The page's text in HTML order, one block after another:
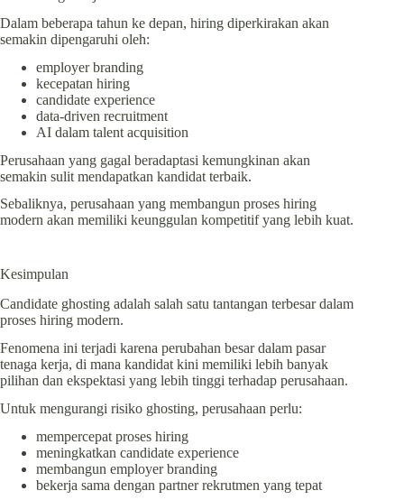
Dalam beberapa tahun ke depan, hiring diperkirakan akan
semakin dipengaruhi oleh:
employer branding
kecepatan hiring
candidate experience
data-driven recruitment
AI dalam talent acquisition
Perusahaan yang gagal beradaptasi kemungkinan akan
semakin sulit mendapatkan kandidat terbaik.
Sebaliknya, perusahaan yang membangun proses hiring
modern akan memiliki keunggulan kompetitif yang lebih kuat.
Kesimpulan
Candidate ghosting adalah salah satu tantangan terbesar dalam
proses hiring modern.
Fenomena ini terjadi karena perubahan besar dalam pasar
tenaga kerja, di mana kandidat kini memiliki lebih banyak
pilihan dan ekspektasi yang lebih tinggi terhadap perusahaan.
Untuk mengurangi risiko ghosting, perusahaan perlu:
mempercepat proses hiring
meningkatkan candidate experience
membangun employer branding
bekerja sama dengan partner rekrutmen yang tepat